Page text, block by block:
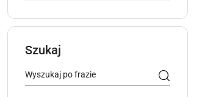
Szukaj